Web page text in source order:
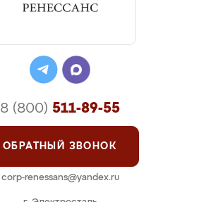
8 (800) 511-89-55
ОБРАТНЫЙ ЗВОНОК
corp-renessans@yandex.ru